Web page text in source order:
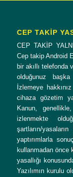
CEP TAKİP
CEP TAKİP
Cep takip Android
bir akıllı
olduğunuz
İzlemeye
cihaza gözetim
Kanun,
izlenmekte
şartların/
yaptırımlarla
kullanmadan önce
yasallığı
Yazılımın kurulu